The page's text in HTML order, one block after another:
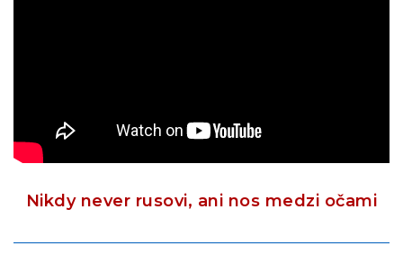
Nikdy never rusovi, ani nos medzi očami